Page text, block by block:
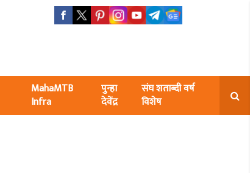
MahaMTB
Infra
पुन्हा
देवेंद्र
संघ शताब्दी वर्ष
विशेष